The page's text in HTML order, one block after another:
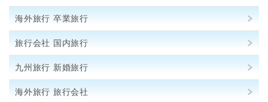
海外旅行 卒業旅行
旅行会社 国内旅行
九州旅行 新婚旅行
海外旅行 旅行会社